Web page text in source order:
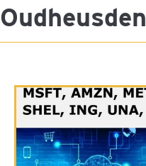
Oudheusden